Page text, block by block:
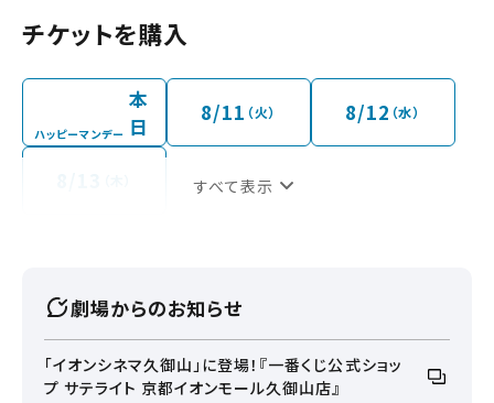
入口正面の平面駐車場』をご利用ください。
の閉店時間後となる為、モール内は通行できません。
23:00以降に終了する作品をご鑑賞の場合は『シネマ入
口正面の平面駐車場』、もしくは『シネマ上の立体駐車場
(Aゾーン)』をご利用ください。
チケットを購入
ハッピーマンデー
本
日
8/11 （火） 8/12 （水）
すべて表示
劇場からのお知らせ
「イオンシネマ久御山」に登場！『一番くじ公式ショッ
プ サテライト 京都イオンモール久御山店』